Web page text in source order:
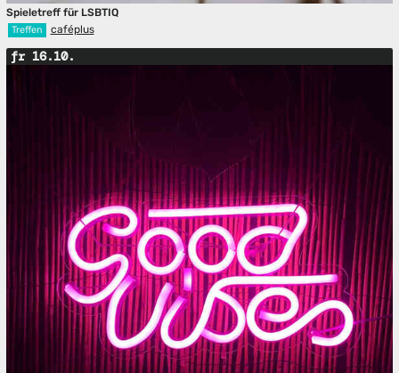
Spieletreff für LSBTIQ
Treffen caféplus
fr 16.10.